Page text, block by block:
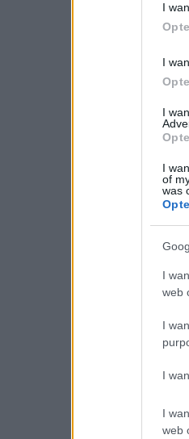
I
I
I
I
of
was
I
web
I
I
I
web